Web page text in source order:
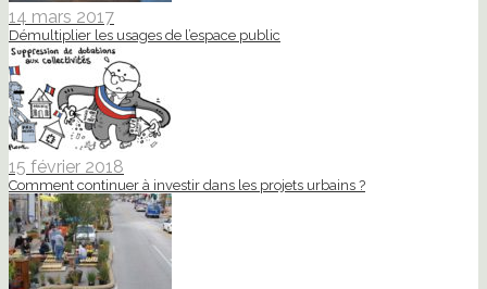
14 mars 2017
Démultiplier les usages de l’espace public
15 février 2018
Comment continuer à investir dans les projets urbains ?